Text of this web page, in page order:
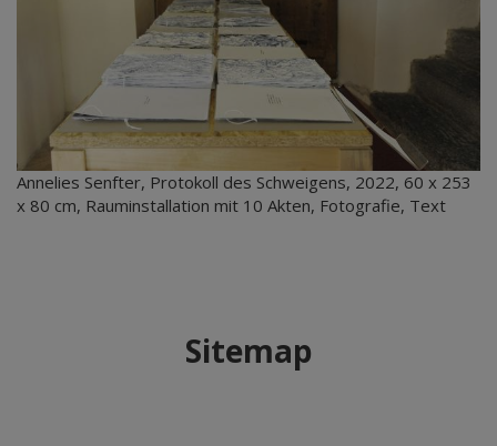
Annelies Senfter, Protokoll des Schweigens, 2022, 60 x 253
x 80 cm, Rauminstallation mit 10 Akten, Fotografie, Text
Sitemap